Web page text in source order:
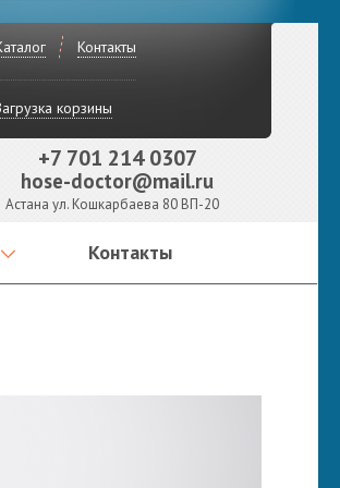
Контакты
корзины
+7 701 214 0307
hose-doctor@mail.ru
Астана ул. Кошкарбаева 80 ВП-20
Контакты